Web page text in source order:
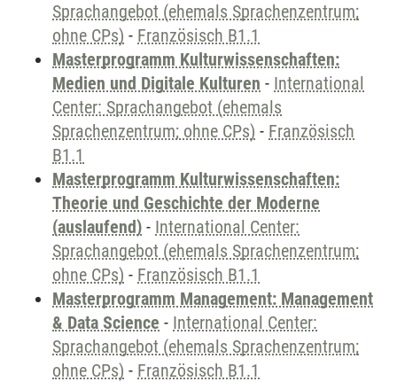
Sprachangebot (ehemals Sprachenzentrum;
ohne CPs) - Französisch B1.1
Masterprogramm Kulturwissenschaften:
Medien und Digitale Kulturen - International
Center: Sprachangebot (ehemals
Sprachenzentrum; ohne CPs) - Französisch
B1.1
Masterprogramm Kulturwissenschaften:
Theorie und Geschichte der Moderne
(auslaufend) - International Center:
Sprachangebot (ehemals Sprachenzentrum;
ohne CPs) - Französisch B1.1
Masterprogramm Management: Management
& Data Science - International Center:
Sprachangebot (ehemals Sprachenzentrum;
ohne CPs) - Französisch B1.1